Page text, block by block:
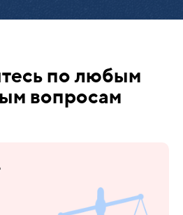
по любым
вопросам